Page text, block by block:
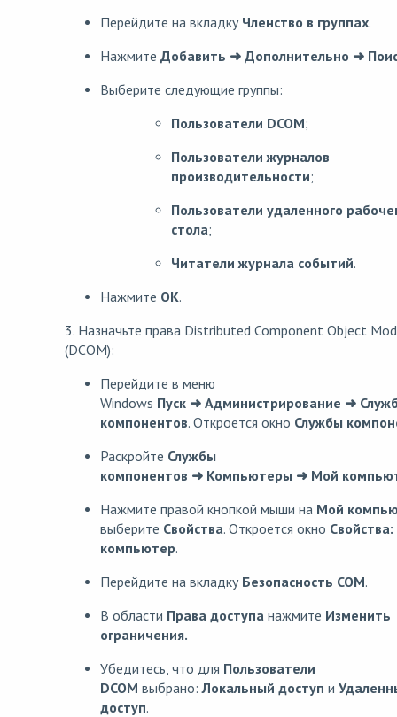
Перейдите на вкладку Членство в группах.
Нажмите Добавить ➜ Дополнительно ➜
Выберите следующие группы:
Пользователи DCOM;
Пользователи журналов
производительности;
Пользователи удаленного
стола;
Читатели журнала событий.
Нажмите OK.
3. Назначьте права Distributed Component Object
(DCOM):
Перейдите в меню
Windows Пуск ➜ Администрирование ➜
компонентов. Откроется окно Службы
Раскройте Службы
компонентов ➜ Компьютеры ➜ Мой
Нажмите правой кнопкой мыши на Мой
выберите Свойства. Откроется окно
компьютер.
Перейдите на вкладку Безопасность COM.
В области Права доступа нажмите Изменить
ограничения.
Убедитесь, что для Пользователи
DCOM выбрано:Локальный доступ и
доступ.